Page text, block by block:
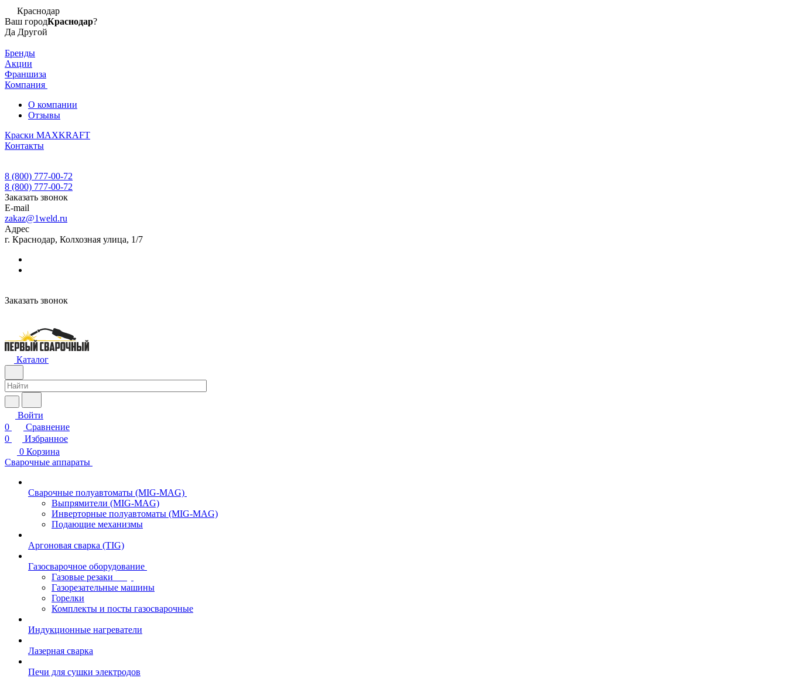
Краснодар
Ваш городКраснодар?
Да Другой
Бренды
Акции
Франшиза
Компания
О компании
Отзывы
Краски MAXKRAFT
Контакты
8 (800) 777-00-72
8 (800) 777-00-72
Заказать звонок
E-mail
zakaz@1weld.ru
Адрес
г. Краснодар, Колхозная улица, 1/7
Заказать звонок
Каталог
Войти
0
Сравнение
0
Избранное
0 Корзина
Сварочные аппараты
Сварочные полуавтоматы (MIG-MAG)
Выпрямители (MIG-MAG)
Инверторные полуавтоматы (MIG-MAG)
Подающие механизмы
Аргоновая сварка (TIG)
Газосварочное оборудование
Газовые резаки
Газорезательные машины
Горелки
Комплекты и посты газосварочные
Индукционные нагреватели
Лазерная сварка
Печи для сушки электродов